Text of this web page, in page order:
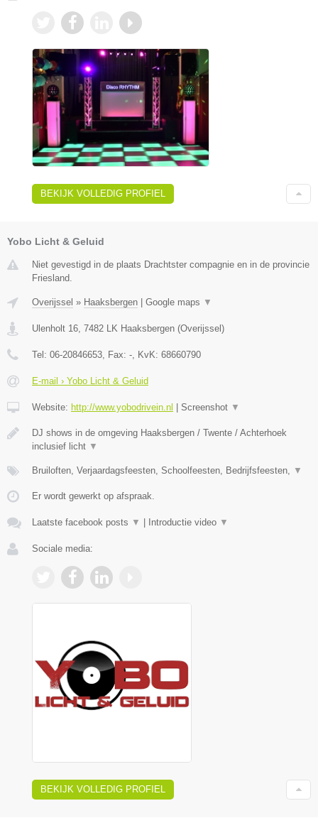
BEKIJK VOLLEDIG PROFIEL
Yobo Licht & Geluid
Niet gevestigd in de plaats Drachtster compagnie en in de provincie
Friesland.
Overijssel » Haaksbergen | Google maps ▼
Ulenholt 16 7482 LK Haaksbergen (Overijssel)
Tel: 06-20846653 , Fax: - , KvK: 68660790
E-mail › Yobo Licht & Geluid
Website: http://www.yobodrivein.nl | Screenshot ▼
DJ shows in de omgeving Haaksbergen / Twente / Achterhoek
inclusief licht ▼
Bruiloften, Verjaardagsfeesten, Schoolfeesten, Bedrijfsfeesten, ▼
Er wordt gewerkt op afspraak.
Laatste facebook posts ▼ | Introductie video ▼
Sociale media:
BEKIJK VOLLEDIG PROFIEL